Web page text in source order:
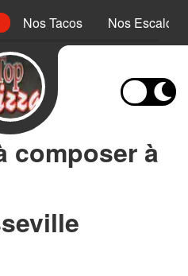
Nos Tacos Nos
composer à